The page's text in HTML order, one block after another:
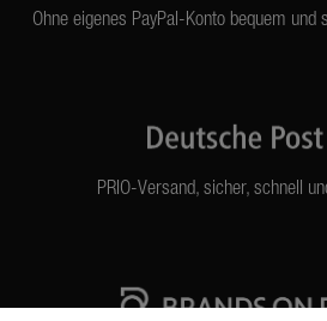
Ohne eigenes PayPal-Konto bequem und
PRIO-Versand, sicher, schnell